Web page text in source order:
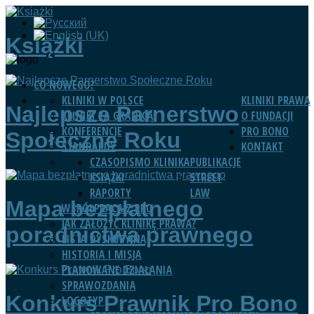
CO NOWEGO?
KLINIKI PRAWA
KLINIKI W POLSCE
KLINIKI ZA GRANICĄ
KONFERENCJE
STANDARDY
PUBLIKACJE
CZASOPISMO KLINIKA
KSIĄŻKI
RAPORTY
STREET
LAW
WSPÓŁPRACA Z RPO
JAK ZAŁOŻYĆ KLINIKĘ PRAWA?
LISTA DYSKUSYJNA
O FUNDACJI
HISTORIA I MISJA
PLANOWANE DZIAŁANIA
SPRAWOZDANIA
LOGOTYP
PRO BONO
KONTAKT
Książki
Najlepsze Parnerstwo
Społeczne Roku
Mapa bezpłatnego
poradnictwa prawnego
Konkurs Prawnik Pro Bono